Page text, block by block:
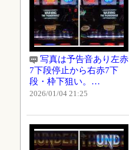
写真は予告音あり左赤
7下段停止から右赤7下
段・枠下狙い。…
2026/01/04 21:25